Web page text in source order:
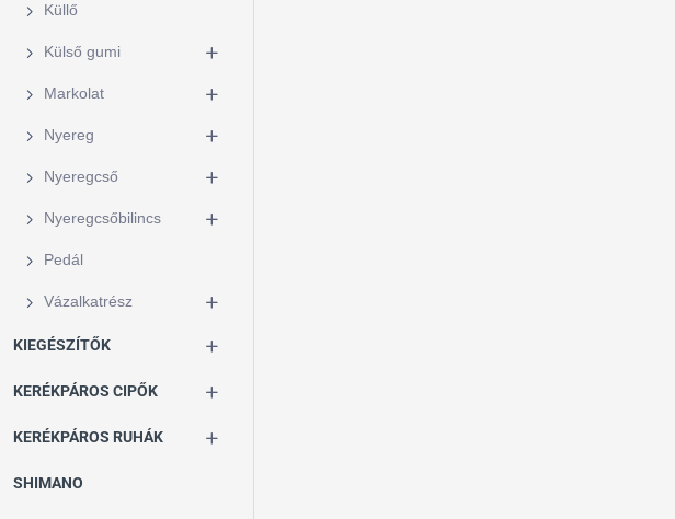
Küllő
Külső gumi
Markolat
Nyereg
Nyeregcső
Nyeregcsőbilincs
Pedál
Vázalkatrész
KIEGÉSZÍTŐK
KERÉKPÁROS CIPŐK
KERÉKPÁROS RUHÁK
SHIMANO